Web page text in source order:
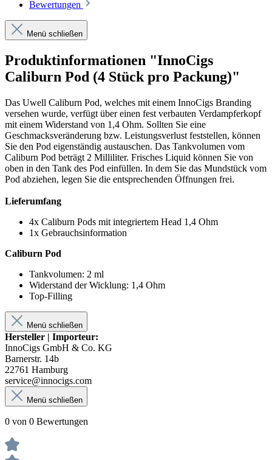
Bewertungen
Menü schließen
Produktinformationen "InnoCigs
Caliburn Pod (4 Stück pro Packung)"
Das Uwell Caliburn Pod, welches mit einem InnoCigs Branding
versehen wurde, verfügt über einen fest verbauten Verdampferkopf
mit einem Widerstand von 1,4 Ohm. Sollten Sie eine
Geschmacksveränderung bzw. Leistungsverlust feststellen, können
Sie den Pod eigenständig austauschen. Das Tankvolumen vom
Caliburn Pod beträgt 2 Milliliter. Frisches Liquid können Sie von
oben in den Tank des Pod einfüllen. In dem Sie das Mundstück vom
Pod abziehen, legen Sie die entsprechenden Öffnungen frei.
Lieferumfang
4x Caliburn Pods mit integriertem Head 1,4 Ohm
1x Gebrauchsinformation
Caliburn Pod
Tankvolumen: 2 ml
Widerstand der Wicklung: 1,4 Ohm
Top-Filling
Menü schließen
Hersteller | Importeur:
InnoCigs GmbH & Co. KG
Barnerstr. 14b
22761 Hamburg
service@innocigs.com
Menü schließen
0 von 0 Bewertungen